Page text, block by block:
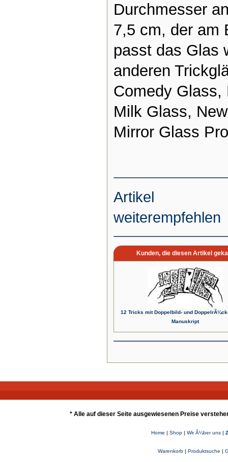
Durchmesser
7,5 cm, der am
passt das Glas
anderen
Comedy
Milk Glass,
Mirror Glass
Artikel
weiterempfehlen
Kunden, die diesen Artikel
12 Tricks mit Doppelbild- und
Manuskript
* Alle auf dieser Seite ausgewiesenen Preise
Home | Shop| Wir Ã¼ber uns|
Warenkorb| Produktsuche |